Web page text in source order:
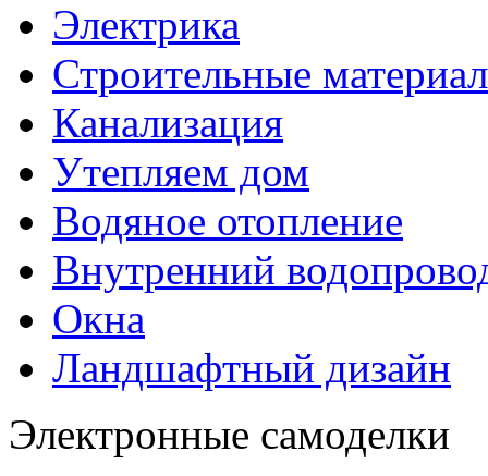
Электрика
Строительные
Канализация
Утепляем дом
Водяное отопление
Внутренний
Окна
Ландшафтный дизайн
Электронные самоделки